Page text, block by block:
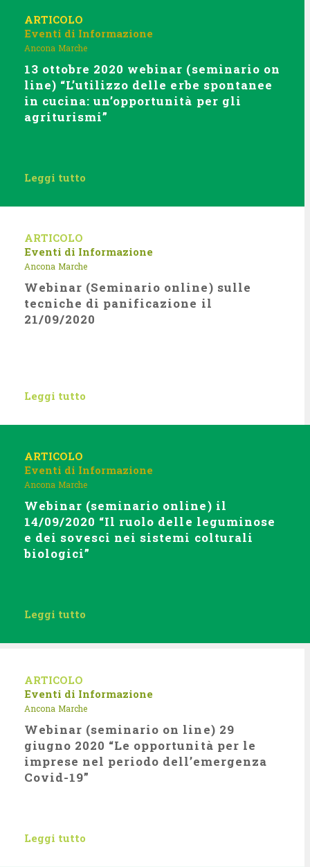
ARTICOLO
Eventi di Informazione
Ancona Marche
13 ottobre 2020 webinar (seminario on
line) “L’utilizzo delle erbe spontanee
in cucina: un’opportunità per gli
agriturismi”
Leggi tutto
ARTICOLO
Eventi di Informazione
Ancona Marche
Webinar (Seminario online) sulle
tecniche di panificazione il
21/09/2020
Leggi tutto
ARTICOLO
Eventi di Informazione
Ancona Marche
Webinar (seminario online) il
14/09/2020 “Il ruolo delle leguminose
e dei sovesci nei sistemi colturali
biologici”
Leggi tutto
ARTICOLO
Eventi di Informazione
Ancona Marche
Webinar (seminario on line) 29
giugno 2020 “Le opportunità per le
imprese nel periodo dell’emergenza
Covid-19”
Leggi tutto